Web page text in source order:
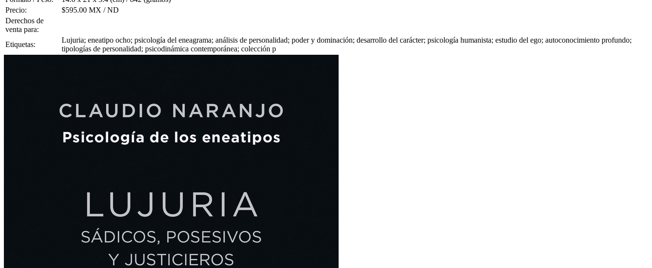
Precio:
$595.00 MX / ND
Derechos de
venta para:
Etiquetas:
Lujuria; eneatipo ocho; psicología del eneagrama; análisis de personalidad; poder y dominación; desarrollo del carácter; psicología humanista; estudio del ego; autoconocimiento profundo;
tipologías de personalidad; psicodinámica contemporánea; colección p